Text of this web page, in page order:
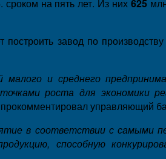
. сроком на пять лет. Из них625
завод по
и среднего
роста для экономики
управляющий
в соответствии с самыми
способную